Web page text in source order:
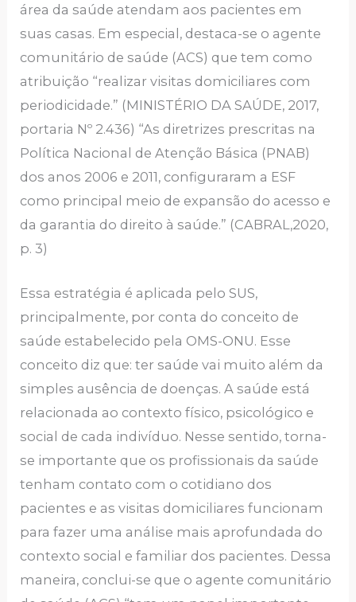
área da saúde atendam aos pacientes em
suas casas. Em especial, destaca-se o agente
comunitário de saúde (ACS) que tem como
atribuição “realizar visitas domiciliares com
periodicidade.” (MINISTÉRIO DA SAÚDE, 2017,
portaria Nº 2.436) “As diretrizes prescritas na
Política Nacional de Atenção Básica (PNAB)
dos anos 2006 e 2011, configuraram a ESF
como principal meio de expansão do acesso e
da garantia do direito à saúde.” (CABRAL,2020,
p. 3)
Essa estratégia é aplicada pelo SUS,
principalmente, por conta do conceito de
saúde estabelecido pela OMS-ONU. Esse
conceito diz que: ter saúde vai muito além da
simples ausência de doenças. A saúde está
relacionada ao contexto físico, psicológico e
social de cada indivíduo. Nesse sentido, torna-
se importante que os profissionais da saúde
tenham contato com o cotidiano dos
pacientes e as visitas domiciliares funcionam
para fazer uma análise mais aprofundada do
contexto social e familiar dos pacientes. Dessa
maneira, conclui-se que o agente comunitário